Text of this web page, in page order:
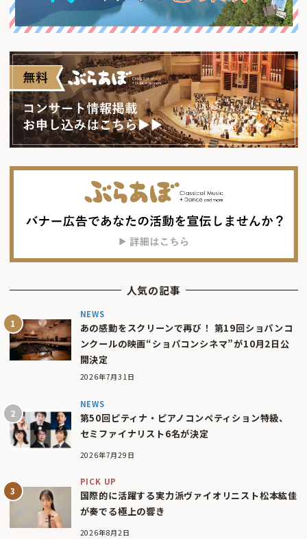
人気の記事
NEWS
あの感動をスクリーンで再び！ 第19回ショパンコ
ンクールの映画“ショパコンシネマ”が10月2日公
開決定
2026年7月31日
NEWS
第50回ピティナ・ピアノコンペティション特級、
セミファイナリスト6名が決定
2026年7月29日
PICK UP
国際的に活躍する実力派ヴァイオリニスト松本紘佳
が奏でる極上の響き
2026年8月2日